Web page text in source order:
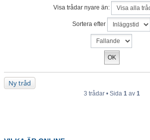
Visa trådar nyare än:
Sortera efter
Ny tråd
3 trådar • Sida 1av 1